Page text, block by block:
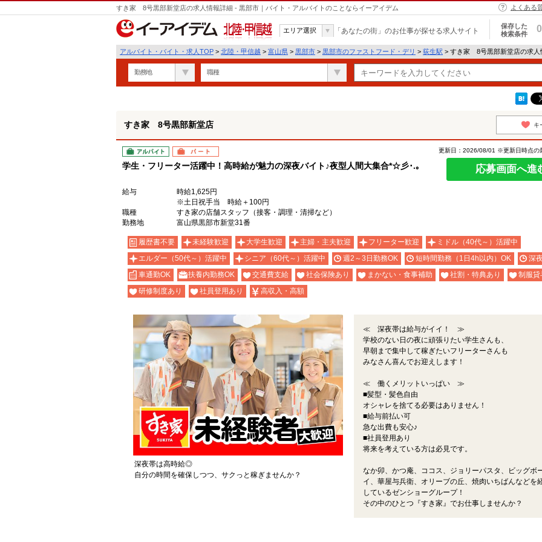
すき家 8号黒部新堂店の求人情報詳細 - 黒部市｜バイト・アルバイトのことならイーアイデム よくある
北陸・甲信越
エリア選択 「あなたの街」のお仕事が探せる求人サイト
保存した
検索条件
0
アルバイト・バイト・求人TOP > 北陸・甲信越 > 富山県 > 黒部市 > 黒部市のファストフード・デリ > 荻生駅 > すき家 8号黒部新堂店の求人
勤務地 職種
すき家 8号黒部新堂店 キ
アルバイト パート
学生・フリーター活躍中！高時給が魅力の深夜バイト♪夜型人間大集合*☆彡･.｡
更新日：2026/08/01 ※更新日時点の
応募画面へ進
給与
時給1,625円
※土日祝手当 時給＋100円
職種
すき家の店舗スタッフ（接客・調理・清掃など）
勤務地
富山県黒部市新堂31番
履歴書不要 未経験歓迎 大学生歓迎 主婦・主夫歓迎 フリーター歓迎
ミドル（40代～）活躍中
エルダー（50代～）活躍中
シニア（60代～）活躍中 週2～3日勤務OK 短時間勤務（1日4h以内）OK
深夜
車通勤OK
扶養内勤務OK 交通費支給 社会保険あり まかない・食事補助 社割・特典あり
制服貸
研修制度あり
社員登用あり 高収入・高額
深夜帯は高時給◎
自分の時間を確保しつつ、サクっと稼ぎませんか？
≪ 深夜帯は給与がイイ！ ≫
学校のない日の夜に頑張りたい学生さんも、
早朝まで集中して稼ぎたいフリーターさんも
みなさん喜んでお迎えします！
≪ 働くメリットいっぱい ≫
■髪型・髪色自由
オシャレを捨てる必要はありません！
■給与前払い可
急な出費も安心♪
■社員登用あり
将来を考えている方は必見です。
なか卯、かつ庵、ココス、ジョリーパスタ、ビッグボ
イ、華屋与兵衛、オリーブの丘、焼肉いちばんなどを
しているゼンショーグループ！
その中のひとつ『すき家』でお仕事しませんか？